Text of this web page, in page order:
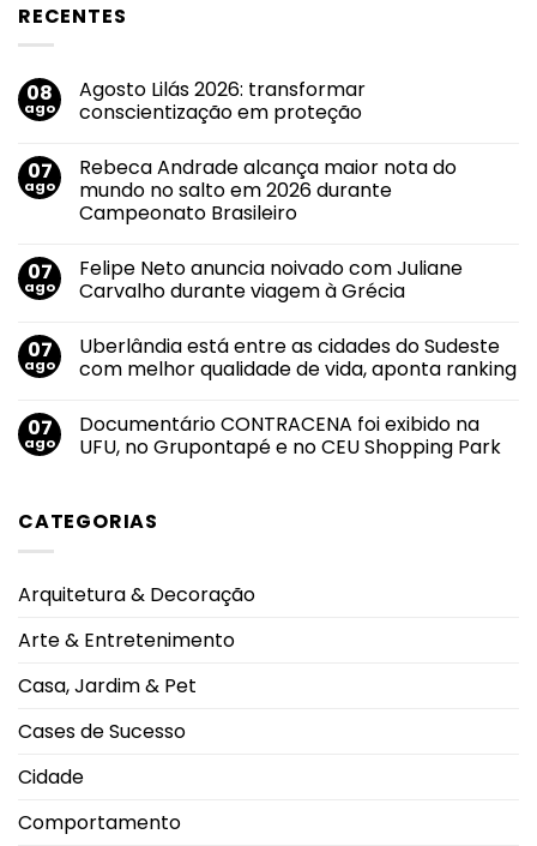
RECENTES
08
ago
Agosto Lilás 2026: transformar
conscientização em proteção
em
Agosto
Lilás
2026:
transformar
em
proteção
07
ago
Rebeca Andrade alcança maior nota do
mundo no salto em 2026 durante
Campeonato Brasileiro
em
Rebeca
Andrade
nota
do
mundo
em
2026
durante
07
ago
Felipe Neto anuncia noivado com Juliane
Carvalho durante viagem à Grécia
em
Felipe
Neto
com
Juliane
Carvalho
Grécia
07
ago
Uberlândia está entre as cidades do Sudeste
com melhor qualidade de vida, aponta ranking
em
Uberlândia
está
do
Sudeste
de
ranking
07
ago
Documentário CONTRACENA foi exibido na
UFU, no Grupontapé e no CEU Shopping Park
Documentário
CONTRACENA
UFU,
e
Shopping
CATEGORIAS
Arquitetura & Decoração
Arte & Entretenimento
Casa, Jardim & Pet
Cases de Sucesso
Cidade
Comportamento